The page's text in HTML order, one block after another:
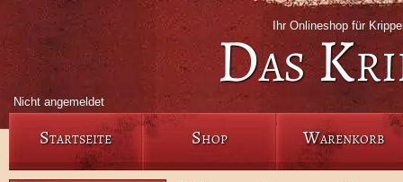
Ihr Onlineshop für
Das
Nicht angemeldet
Startseite Shop Warenkorb